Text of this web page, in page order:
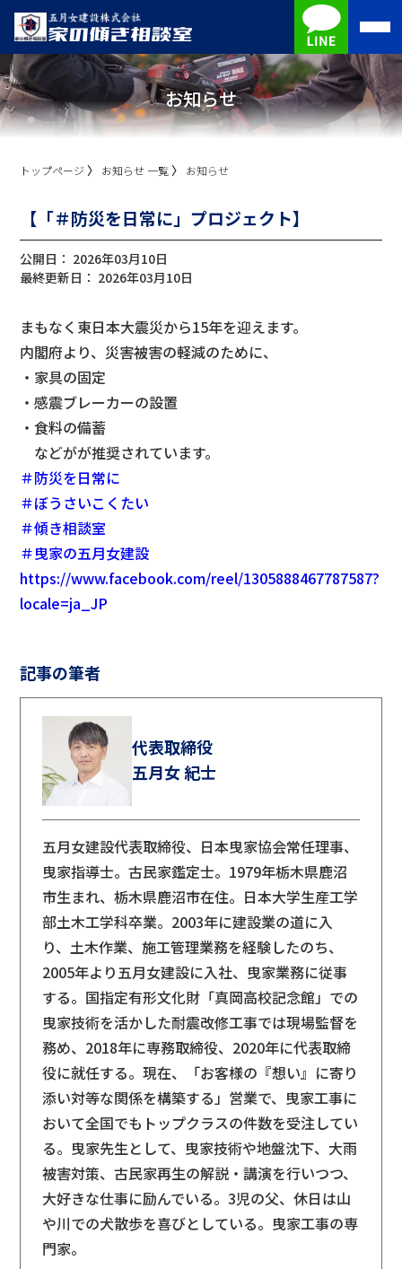
五月女建設株式会社 家の傾き相談室
お知らせ
トップページ お知らせ 一覧 お知らせ
【「＃防災を日常に」プロジェクト】
公開日： 2026年03月10日
最終更新日： 2026年03月10日
まもなく東日本大震災から15年を迎えます。
内閣府より、災害被害の軽減のために、
・家具の固定
・感震ブレーカーの設置
・食料の備蓄
などがが推奨されています。
＃防災を日常に
＃ぼうさいこくたい
＃傾き相談室
＃曳家の五月女建設
https://www.facebook.com/reel/1305888467787587?
locale=ja_JP
記事の筆者
代表取締役
五月女 紀士
五月女建設代表取締役、日本曳家協会常任理事、
曳家指導士。古民家鑑定士。1979年栃木県鹿沼
市生まれ、栃木県鹿沼市在住。日本大学生産工学
部土木工学科卒業。2003年に建設業の道に入
り、土木作業、施工管理業務を経験したのち、
2005年より五月女建設に入社、曳家業務に従事
する。国指定有形文化財「真岡高校記念館」での
曳家技術を活かした耐震改修工事では現場監督を
務め、2018年に専務取締役、2020年に代表取締
役に就任する。現在、「お客様の『想い』に寄り
添い対等な関係を構築する」営業で、曳家工事に
おいて全国でもトップクラスの件数を受注してい
る。曳家先生として、曳家技術や地盤沈下、大雨
被害対策、古民家再生の解説・講演を行いつつ、
大好きな仕事に励んでいる。3児の父、休日は山
や川での犬散歩を喜びとしている。曳家工事の専
門家。